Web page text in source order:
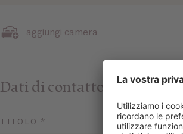
aggiungi camera
Dati di contatto
TITOLO *